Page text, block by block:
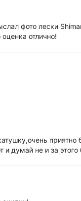
фото лески
отлично!
и думай не и за